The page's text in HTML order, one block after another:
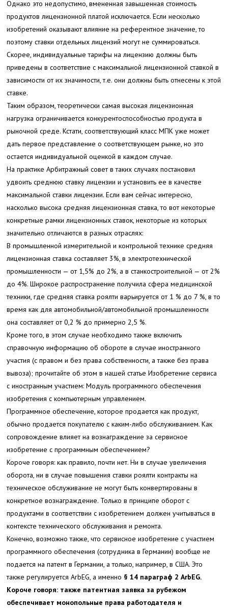
Однако это недопустимо, вмененная завышенная стоимость
продуктов лицензионной платой исключается. Если несколько
изобретений оказывают влияние на референтное значение, то
поэтому ставки отдельных лицензий могут не суммироваться.
Скорее, индивидуальные тарифы на лицензию должны быть
приведены в соответствие с максимальной лицензионной ставкой в
зависимости от их значимости, т.е. они должны быть отнесены к этой
ставке.
Таким образом, теоретически самая высокая лицензионная
нагрузка ограничивается конкурентоспособностью продукта в
рыночной среде. Кстати, соответствующий класс МПК уже может
дать первое представление о соответствующем рынке, но это
остается индивидуальной оценкой в каждом случае.
На практике Арбитражный совет в таких случаях постановил
удвоить среднюю ставку лицензии и установить ее в качестве
максимальной ставки лицензии. Если вам сейчас интересно,
насколько высока средняя лицензионная ставка, то вот некоторые
конкретные рамки лицензионных ставок, некоторые из которых
значительно отличаются в разных отраслях:
В промышленной измерительной и контрольной технике средняя
лицензионная ставка составляет 3%, в электротехнической
промышленности — от 1,5% до 2%, а в станкостроительной — от 2%
до 4%. Широкое распространение получила сфера медицинской
техники, где средняя ставка роялти варьируется от 1 % до 7 %, в то
время как для автомобильной/автомобильной промышленности
она составляет от 0,2 % до примерно 2,5 %.
Кроме того, в этом случае необходимо также включить
справочную информацию об обороте в случае иностранного
участия (с правом и без права собственности, а также без права
вывоза); прочитайте об этом в нашей статье Изобретение сервиса
с иностранным участием: Модуль программного обеспечения
изобретения с компьютерным управлением.
Программное обеспечение, которое продается как продукт,
обычно продается покупателю с каким-либо обслуживанием. Как
сопровождение влияет на вознаграждение за сервисное
изобретение с программным обеспечением?
Короче говоря: как правило, почти нет. Ни в случае увеличения
оборота, ни в случае повышения ставки роялти контракты на
техническое обслуживание не могут быть конвертированы в
конкретное вознаграждение. Только в принципе оборот с
продуктами в соответствии с изобретением должен учитываться в
контексте технического обслуживания и ремонта.
Конечно, возможно также, что сервисное изобретение с участием
программного обеспечения (сотрудника в Германии) вообще не
подается на патент в Германии, а только, например, в США. Это
также регулируется ArbEG, а именно § 14 параграф 2 ArbEG.
Короче говоря: также патентная заявка за рубежом
обеспечивает монопольные права работодателя и